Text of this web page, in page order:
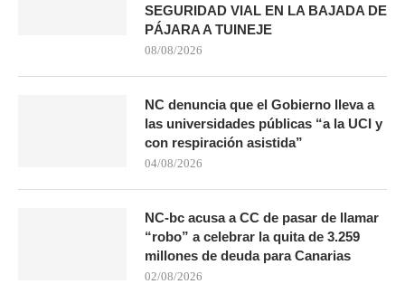
SEGURIDAD VIAL EN LA BAJADA DE
PÁJARA A TUINEJE
08/08/2026
NC denuncia que el Gobierno lleva a
las universidades públicas “a la UCI y
con respiración asistida”
04/08/2026
NC-bc acusa a CC de pasar de llamar
“robo” a celebrar la quita de 3.259
millones de deuda para Canarias
02/08/2026